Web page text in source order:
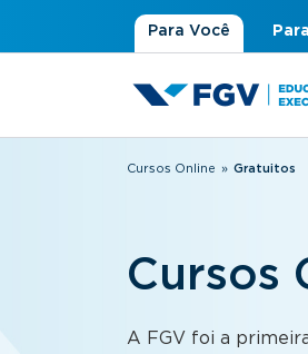
Para Você
Você está
Cursos Online » Gratuitos
Cursos
A FGV foi a